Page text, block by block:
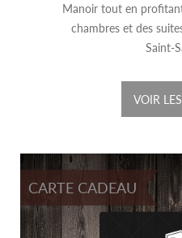
Manoir tout en
chambres et des
Saint-
VOIR
CARTE CADEAU